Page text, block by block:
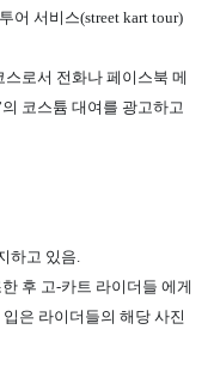
어 서비스(street kart tour)
스로서 전화나 페이스북 메
코스튬 대여를 광고하고
하고 있음.
한 후 고-카트 라이더들 에게
은 라이더들의 해당 사진